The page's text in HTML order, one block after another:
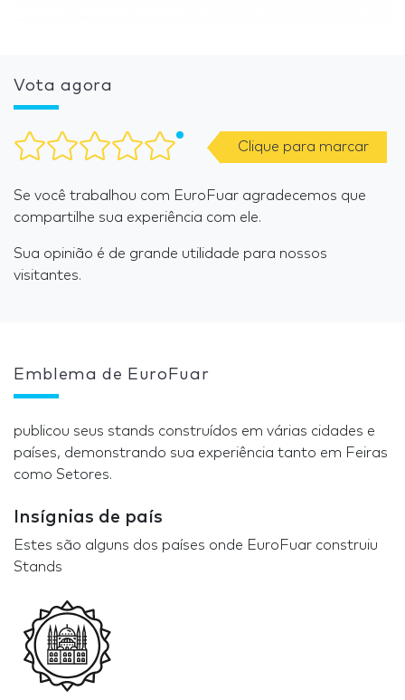
Vota agora
Clique para marcar
Se você trabalhou com EuroFuar agradecemos que
compartilhe sua experiência com ele.
Sua opinião é de grande utilidade para nossos
visitantes.
Emblema de EuroFuar
publicou seus stands construídos em várias cidades e
países, demonstrando sua experiência tanto em Feiras
como Setores.
Insígnias de país
Estes são alguns dos países onde EuroFuar construiu
Stands